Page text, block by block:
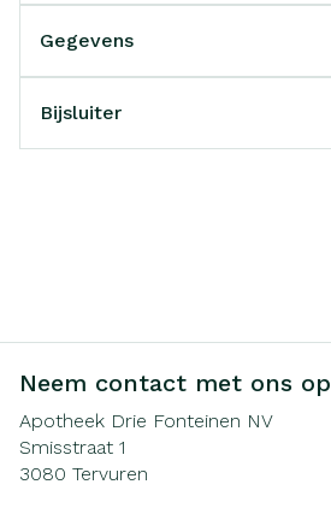
Gegevens
Bijsluiter
Neem contact met ons op
Apotheek Drie Fonteinen NV
Smisstraat 1
3080 Tervuren